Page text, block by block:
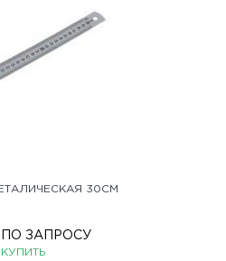
30СМ
ПО ЗАПРОСУ
КУПИТЬ